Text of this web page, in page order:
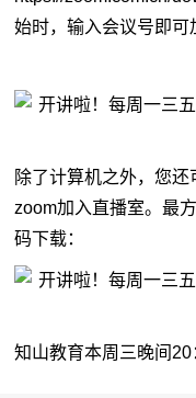
始时，输入会议号即可
除了计算机之外，您
zoom加入直播室。最
码下载：
知山教育本周三晚间20